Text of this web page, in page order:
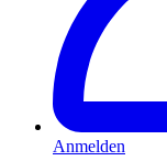
Anmelden